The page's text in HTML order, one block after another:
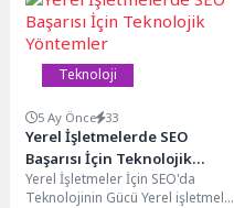
değişiklikler ve...
Teknoloji
5 Ay Önce 33
Yerel İşletmelerde SEO
Başarısı İçin Teknolojik
Yöntemler
Yerel İşletmeler İçin SEO'da
Teknolojinin Gücü Yerel işletmeler